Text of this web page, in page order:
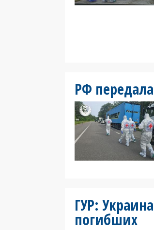
РФ
ГУР:
погибших